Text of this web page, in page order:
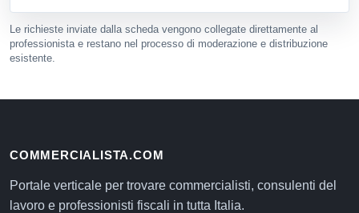
Le richieste inviate dalla scheda vengono collegate direttamente al
professionista e restano nel processo di moderazione e distribuzione
esistente.
COMMERCIALISTA.COM
Portale verticale per trovare commercialisti, consulenti del
lavoro e professionisti fiscali in tutta Italia.